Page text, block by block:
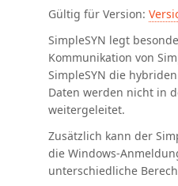
Gültig für Version:
SimpleSYN legt
Kommunikation von
SimpleSYN die
Daten werden nicht in
weitergeleitet.
Zusätzlich kann der
die Windows-
unterschiedliche